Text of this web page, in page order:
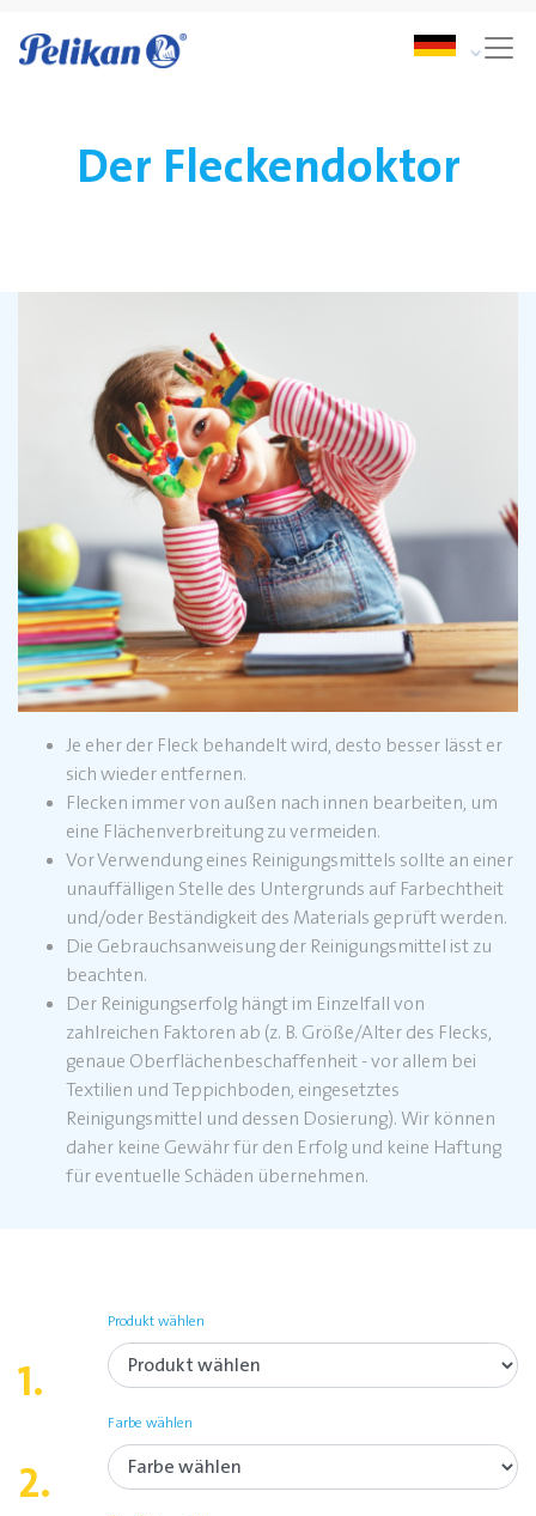
Der Fleckendoktor
Je eher der Fleck behandelt wird, desto besser lässt er
sich wieder entfernen.
Flecken immer von außen nach innen bearbeiten, um
eine Flächenverbreitung zu vermeiden.
Vor Verwendung eines Reinigungsmittels sollte an einer
unauffälligen Stelle des Untergrunds auf Farbechtheit
und/oder Beständigkeit des Materials geprüft werden.
Die Gebrauchsanweisung der Reinigungsmittel ist zu
beachten.
Der Reinigungserfolg hängt im Einzelfall von
zahlreichen Faktoren ab (z. B. Größe/Alter des Flecks,
genaue Oberflächenbeschaffenheit - vor allem bei
Textilien und Teppichboden, eingesetztes
Reinigungsmittel und dessen Dosierung). Wir können
daher keine Gewähr für den Erfolg und keine Haftung
für eventuelle Schäden übernehmen.
1.
Produkt wählen
2.
Farbe wählen